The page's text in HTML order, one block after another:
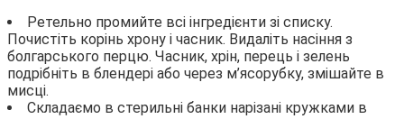
Ретельно промийте всі інгредієнти зі списку.
Почистіть корінь хрону і часник. Видаліть насіння з
болгарського перцю. Часник, хрін, перець і зелень
подрібніть в блендері або через м’ясорубку, змішайте в
мисці.
Складаємо в стерильні банки нарізані кружками в